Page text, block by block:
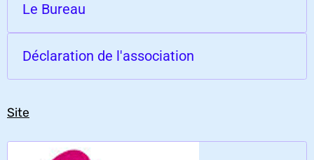
Le Bureau
Déclaration de l'association
Site